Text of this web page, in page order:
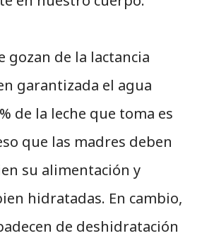
gozan de la lactancia
garantizada el agua
de la leche que toma es
que las madres deben
su alimentación y
hidratadas. En cambio,
de deshidratación